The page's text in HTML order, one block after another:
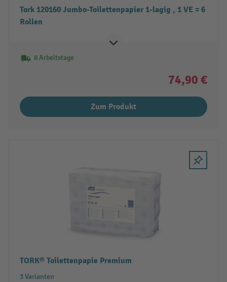
Tork 120160 Jumbo-Toilettenpapier 1-lagig , 1 VE = 6
Rollen
8 Arbeitstage
74,90 €
Zum Produkt
TORK® Toilettenpapie Premium
3 Varianten